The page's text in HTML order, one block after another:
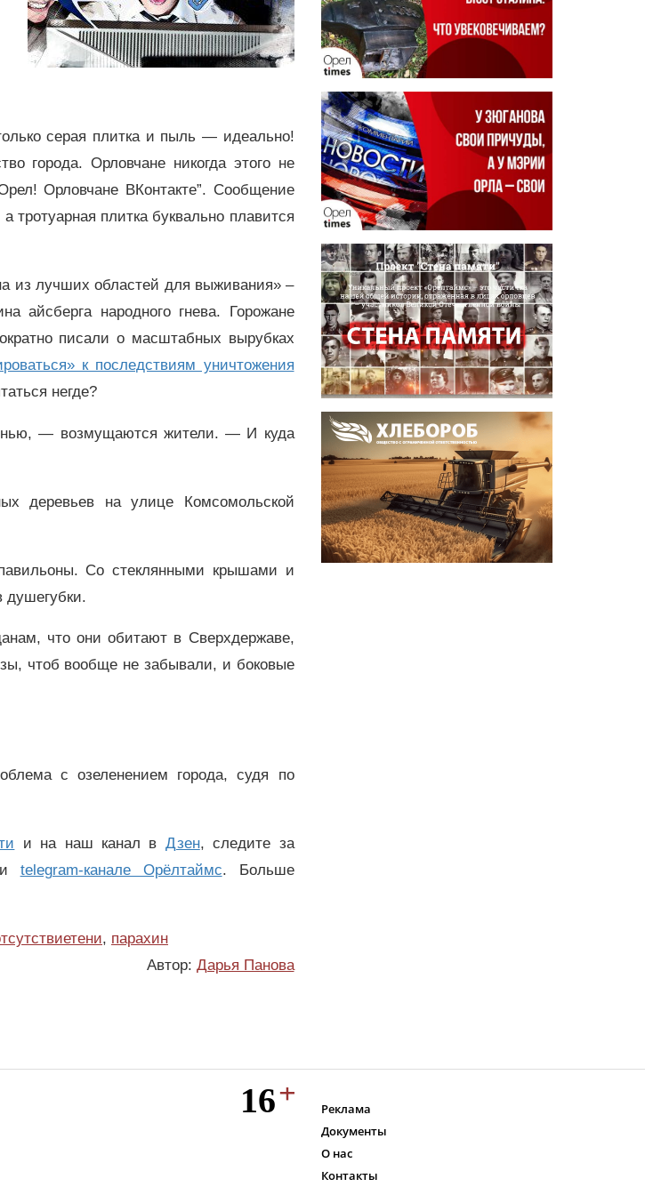
серая плитка и пыль — идеально!
города. Орловчане никогда этого не
Орловчане ВКонтакте”. Сообщение
тротуарная плитка буквально плавится
из лучших областей для выживания» –
народного гнева. Горожане
писали о масштабных вырубках
к последствиям уничтожения
негде?
— возмущаются жители. — И куда
деревьев на улице Комсомольской
Со стеклянными крышами и
душегубки.
что они обитают в Сверхдержаве,
чтоб вообще не забывали, и боковые
с озеленением города, судя по
и на наш канал в Дзен, следите за
telegram-канале Орёлтаймс. Больше
, парахин
Автор: Дарья Панова
Реклама
Документы
О нас
Контакты